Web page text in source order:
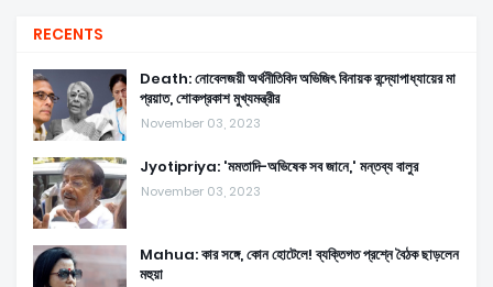
RECENTS
Death: নোবেলজয়ী অর্থনীতিবিদ অভিজিৎ বিনায়ক বন্দ্যোপাধ্যায়ের মা
প্রয়াত, শোকপ্রকাশ মুখ্যমন্ত্রীর
November 03, 2023
Jyotipriya: 'মমতাদি-অভিষেক সব জানে,' মন্তব্য বালুর
November 03, 2023
Mahua: কার সঙ্গে, কোন হোটেলে! ব্যক্তিগত প্রশ্নে বৈঠক ছাড়লেন
মহুয়া